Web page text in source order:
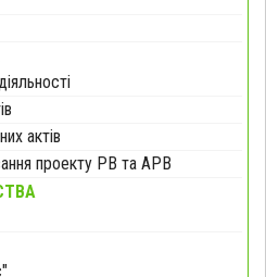
актів
проекту РВ та АРВ